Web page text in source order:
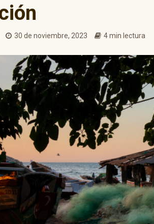
30 de noviembre, 2023 4 min lectura